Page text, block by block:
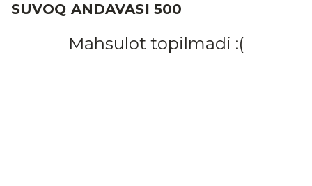
SUVOQ ANDAVASI 500
Mahsulot topilmadi :(